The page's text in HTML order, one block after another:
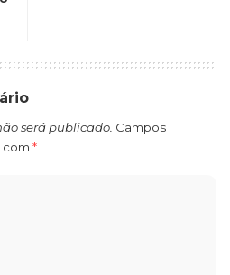
será publicado. Campos
com *